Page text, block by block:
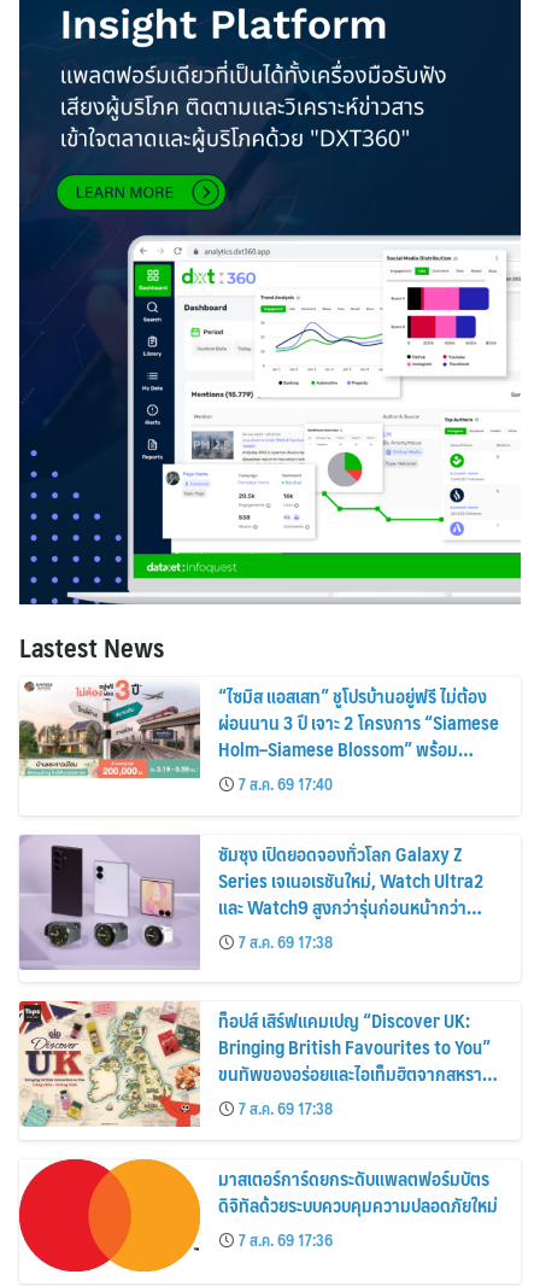
Lastest News
“ไซมิส แอสเสท” ชูโปรบ้านอยู่ฟรี ไม่ต้อง
ผ่อนนาน 3 ปี เจาะ 2 โครงการ “Siamese
Holm–Siamese Blossom” พร้อม
ส่วนลดและสิทธิพิเศษถึง 31 สิงหาคม
2569
7 ส.ค. 69 17:40
ซัมซุง เปิดยอดจองทั่วโลก Galaxy Z
Series เจเนอเรชันใหม่, Watch Ultra2
และ Watch9 สูงกว่ารุ่นก่อนหน้ากว่า
30%7 ส.ค. 69 17:38
ท็อปส์ เสิร์ฟแคมเปญ “Discover UK:
Bringing British Favourites to You”
ขนทัพของอร่อยและไอเท็มฮิตจากสหราช
อาณาจักร ส่งตรงถึงมือตั้งแต่วันนี้ – 18
สิงหาคมนี้
7 ส.ค. 69 17:38
มาสเตอร์การ์ดยกระดับแพลตฟอร์มบัตร
ดิจิทัลด้วยระบบควบคุมความปลอดภัยใหม่
7 ส.ค. 69 17:36